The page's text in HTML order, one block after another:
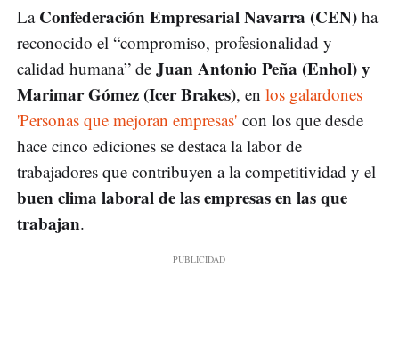
La Confederación Empresarial Navarra (CEN) ha
reconocido el “compromiso, profesionalidad y
calidad humana” de Juan Antonio Peña (Enhol) y
Marimar Gómez (Icer Brakes), en los galardones
'Personas que mejoran empresas' con los que desde
hace cinco ediciones se destaca la labor de
trabajadores que contribuyen a la competitividad y el
buen clima laboral de las empresas en las que
trabajan.